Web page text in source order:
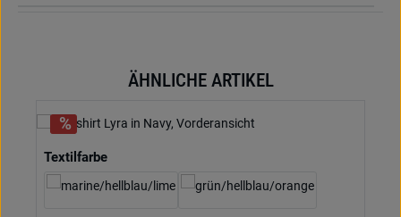
Produktgalerie überspringenÄHNLICHE ARTIKEL
Textilfarbeauswählen